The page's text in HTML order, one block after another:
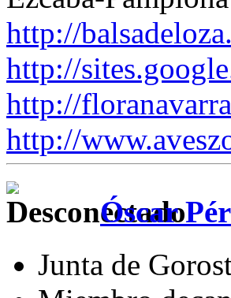
http://
http://
http://
http://
Óscar
Junta de